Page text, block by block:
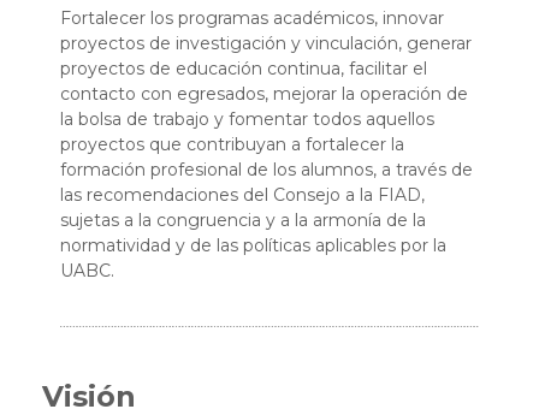
Fortalecer los programas académicos, innovar
proyectos de investigación y vinculación, generar
proyectos de educación continua, facilitar el
contacto con egresados, mejorar la operación de
la bolsa de trabajo y fomentar todos aquellos
proyectos que contribuyan a fortalecer la
formación profesional de los alumnos, a través de
las recomendaciones del Consejo a la FIAD,
sujetas a la congruencia y a la armonía de la
normatividad y de las políticas aplicables por la
UABC.
Visión